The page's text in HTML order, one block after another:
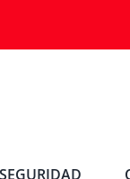
SEGURIDAD